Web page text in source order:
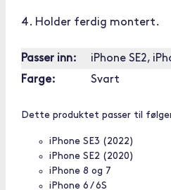
4. Holder ferdig montert.
Passer inn:
iPhone SE2,
Farge:
Svart
Dette produktet passer til
iPhone SE3 (2022)
iPhone SE2 (2020)
iPhone 8 og 7
iPhone 6 / 6S